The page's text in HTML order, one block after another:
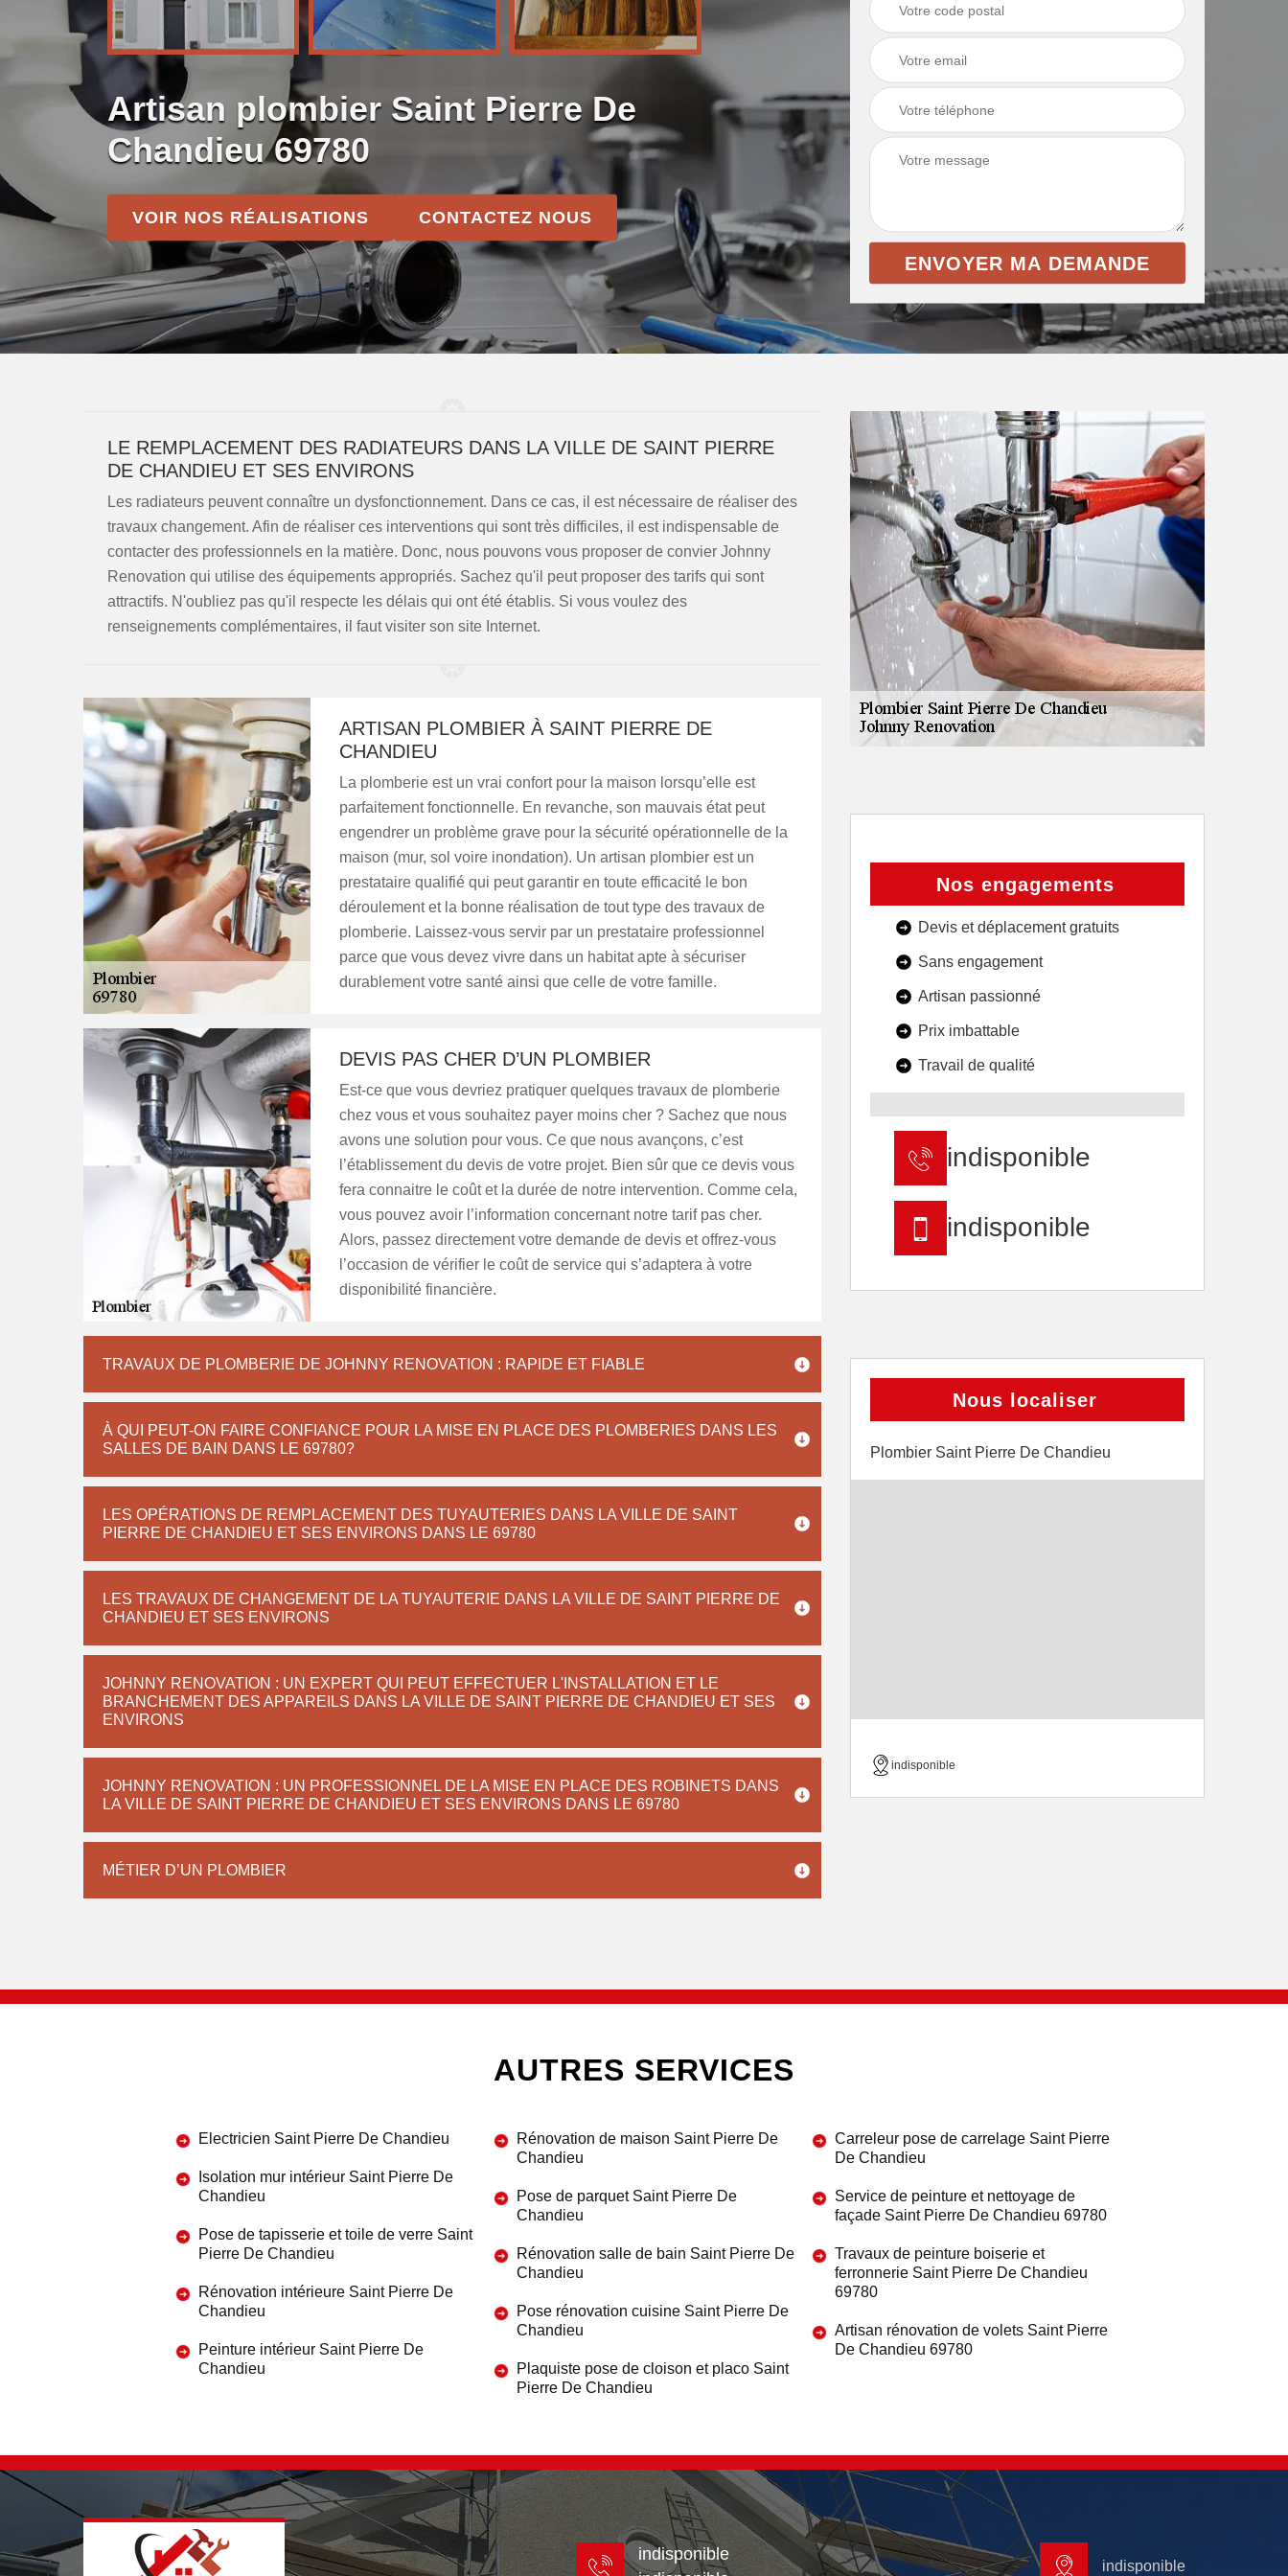
Artisan plombier Saint Pierre De
Chandieu 69780
VOIR NOS RÉALISATIONS CONTACTEZ NOUS
LE REMPLACEMENT DES RADIATEURS DANS LA VILLE DE SAINT PIERRE
DE CHANDIEU ET SES ENVIRONS
Les radiateurs peuvent connaître un dysfonctionnement. Dans ce cas, il est nécessaire de réaliser des
travaux changement. Afin de réaliser ces interventions qui sont très difficiles, il est indispensable de
contacter des professionnels en la matière. Donc, nous pouvons vous proposer de convier Johnny
Renovation qui utilise des équipements appropriés. Sachez qu'il peut proposer des tarifs qui sont
attractifs. N'oubliez pas qu'il respecte les délais qui ont été établis. Si vous voulez des
renseignements complémentaires, il faut visiter son site Internet.
ARTISAN PLOMBIER À SAINT PIERRE DE
CHANDIEU
La plomberie est un vrai confort pour la maison lorsqu’elle est
parfaitement fonctionnelle. En revanche, son mauvais état peut
engendrer un problème grave pour la sécurité opérationnelle de la
maison (mur, sol voire inondation). Un artisan plombier est un
prestataire qualifié qui peut garantir en toute efficacité le bon
déroulement et la bonne réalisation de tout type des travaux de
plomberie. Laissez-vous servir par un prestataire professionnel
parce que vous devez vivre dans un habitat apte à sécuriser
durablement votre santé ainsi que celle de votre famille.
DEVIS PAS CHER D’UN PLOMBIER
Est-ce que vous devriez pratiquer quelques travaux de plomberie
chez vous et vous souhaitez payer moins cher ? Sachez que nous
avons une solution pour vous. Ce que nous avançons, c’est
l’établissement du devis de votre projet. Bien sûr que ce devis vous
fera connaitre le coût et la durée de notre intervention. Comme cela,
vous pouvez avoir l’information concernant notre tarif pas cher.
Alors, passez directement votre demande de devis et offrez-vous
l’occasion de vérifier le coût de service qui s’adaptera à votre
disponibilité financière.
TRAVAUX DE PLOMBERIE DE JOHNNY RENOVATION : RAPIDE ET FIABLE
À QUI PEUT-ON FAIRE CONFIANCE POUR LA MISE EN PLACE DES PLOMBERIES DANS LES
SALLES DE BAIN DANS LE 69780?
LES OPÉRATIONS DE REMPLACEMENT DES TUYAUTERIES DANS LA VILLE DE SAINT
PIERRE DE CHANDIEU ET SES ENVIRONS DANS LE 69780
LES TRAVAUX DE CHANGEMENT DE LA TUYAUTERIE DANS LA VILLE DE SAINT PIERRE DE
CHANDIEU ET SES ENVIRONS
JOHNNY RENOVATION : UN EXPERT QUI PEUT EFFECTUER L'INSTALLATION ET LE
BRANCHEMENT DES APPAREILS DANS LA VILLE DE SAINT PIERRE DE CHANDIEU ET SES
ENVIRONS
JOHNNY RENOVATION : UN PROFESSIONNEL DE LA MISE EN PLACE DES ROBINETS DANS
LA VILLE DE SAINT PIERRE DE CHANDIEU ET SES ENVIRONS DANS LE 69780
MÉTIER D’UN PLOMBIER
Nos engagements
Devis et déplacement gratuits
Sans engagement
Artisan passionné
Prix imbattable
Travail de qualité
indisponible
indisponible
Nous localiser
Plombier Saint Pierre De Chandieu
indisponible
AUTRES SERVICES
Electricien Saint Pierre De Chandieu
Isolation mur intérieur Saint Pierre De
Chandieu
Pose de tapisserie et toile de verre Saint
Pierre De Chandieu
Rénovation intérieure Saint Pierre De
Chandieu
Peinture intérieur Saint Pierre De
Chandieu
Rénovation de maison Saint Pierre De
Chandieu
Pose de parquet Saint Pierre De
Chandieu
Rénovation salle de bain Saint Pierre De
Chandieu
Pose rénovation cuisine Saint Pierre De
Chandieu
Plaquiste pose de cloison et placo Saint
Pierre De Chandieu
Carreleur pose de carrelage Saint Pierre
De Chandieu
Service de peinture et nettoyage de
façade Saint Pierre De Chandieu 69780
Travaux de peinture boiserie et
ferronnerie Saint Pierre De Chandieu
69780
Artisan rénovation de volets Saint Pierre
De Chandieu 69780
indisponible
indisponible